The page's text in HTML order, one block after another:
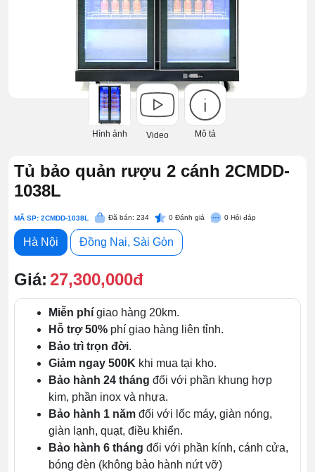
Hình ảnh Video Mô tả
Tủ bảo quản rượu 2 cánh 2CMDD-
1038L
MÃ SP: 2CMDD-1038L Đã bán: 234 0 Đánh giá 0 Hỏi đáp
Hà Nội Đồng Nai, Sài Gòn
Giá: 27,300,000đ
Miễn phí giao hàng 20km.
Hỗ trợ 50% phí giao hàng liên tỉnh.
Bảo trì trọn đời.
Giảm ngay 500K khi mua tại kho.
Bảo hành 24 tháng đối với phần khung hợp
kim, phần inox và nhựa.
Bảo hành 1 năm đối với lốc máy, giàn nóng,
giàn lạnh, quạt, điều khiển.
Bảo hành 6 tháng đối với phần kính, cánh cửa,
bóng đèn (không bảo hành nứt vỡ)